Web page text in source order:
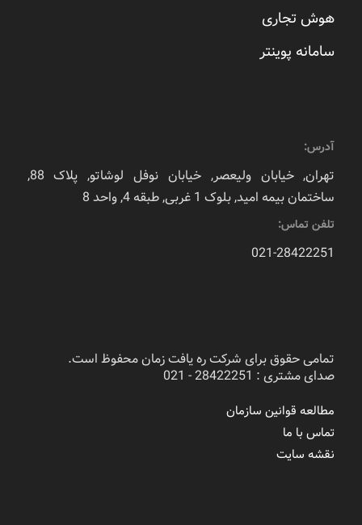
هوش تجاری
سامانه پوینتر
آدرس:
تهران, خیابان ولیعصر, خیابان نوفل لوشاتو, پلاک 88,
ساختمان بیمه امید, بلوک 1 غربی, طبقه 4, واحد 8
تلفن تماس:
021-28422251
تمامی حقوق برای شرکت ره یافت زمان محفوظ است.
صدای مشتری : 28422251 - 021
مطالعه قوانین سازمان
تماس با ما
نقشه سایت